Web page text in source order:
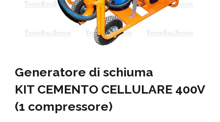
Generatore di schiuma
KIT CEMENTO CELLULARE 400V
(1 compressore)